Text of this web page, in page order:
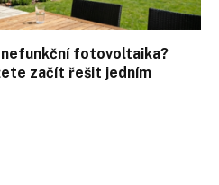
nefunkční fotovoltaika?
začít řešit jedním